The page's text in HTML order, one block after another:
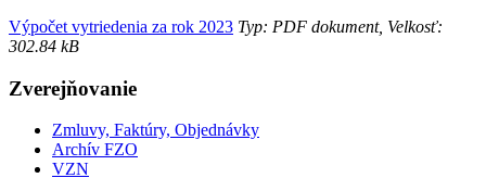
Výpočet vytriedenia za rok 2023 Typ: PDF dokument, Velkosť:
302.84 kB
Zverejňovanie
Zmluvy, Faktúry, Objednávky
Archív FZO
VZN